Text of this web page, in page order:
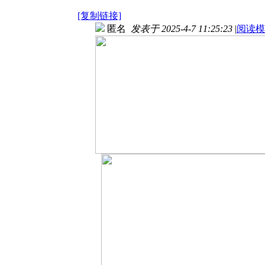
[复制链接]
匿名 发表于 2025-4-7 11:25:23 |阅读